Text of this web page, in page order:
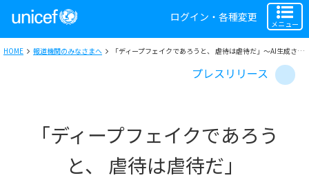
ログイン・各種変更
メニュー
HOME 報道機関のみなさまへ 「ディープフェイクであろうと、 虐待は虐待だ」～AI生成される子どもの性的画像問題に関するユニセフの声明
プレスリリース
「ディープフェイクであろう
と、 虐待は虐待だ」